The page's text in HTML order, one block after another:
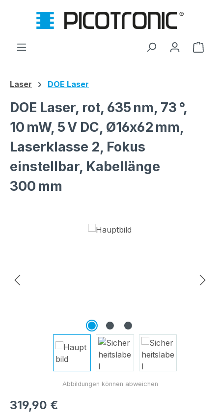
Zum Hauptinhalt springen
Laser DOE Laser
DOE Laser, rot, 635 nm, 73 °,
10 mW, 5 V DC, Ø16x62 mm,
Laserklasse 2, Fokus
einstellbar, Kabellänge
300 mm
Bildergalerie überspringen
Regulärer Preis:
319,90 €